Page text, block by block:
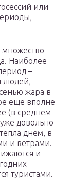
или
множество
Наиболее
–
людей,
жара в
еще вполне
(в среднем
довольно
днем, в
и ветрами.
и
туристами.